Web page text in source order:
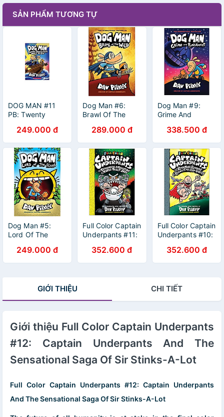
SẢN PHẨM TƯƠNG TỰ
DOG MAN #11
PB: Twenty
Under The Sea
249.000 đ
Dog Man #6:
Brawl Of The
289.000 đ
Dog Man #9:
Grime And
Graphic Novel
338.500 đ
Dog Man #5:
Lord Of The
249.000 đ
Full Color Captain
Underpants #11:
Underpants And
The Tyrannical
352.600 đ
Full Color Captain
Underpants #10:
Underpants And
The Revolting
Robo-Boxers
352.600 đ
GIỚI THIỆU CHI TIẾT
Giới thiệu Full Color Captain Underpants
#12: Captain Underpants And The
Sensational Saga Of Sir Stinks-A-Lot
Full Color Captain Underpants #12: Captain Underpants
And The Sensational Saga Of Sir Stinks-A-Lot